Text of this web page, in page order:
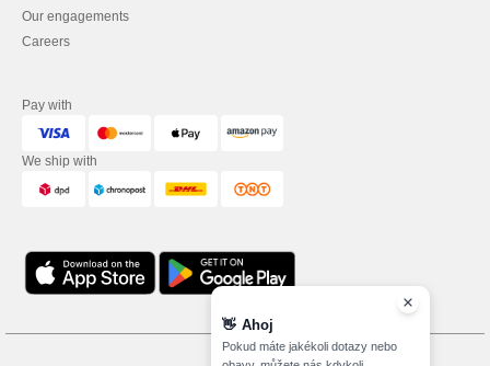
Our engagements
Careers
Pay with
We ship with
👋 Ahoj
Pokud máte jakékoli dotazy nebo